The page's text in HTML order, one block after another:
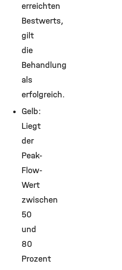
erreichten
Bestwerts,
gilt
die
Behandlung
als
erfolgreich.
Gelb:
Liegt
der
Peak-
Flow-
Wert
zwischen
50
und
80
Prozent